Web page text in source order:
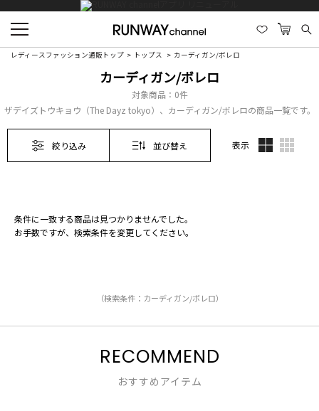
レディースファッション通販トップ トップス カーディガン/ボレロ
カーディガン/ボレロ
対象商品： 0件
ザデイズトウキョウ（The Dayz tokyo）、カーディガン/ボレロの商品一覧です。
絞り込み 並び替え 表示
条件に一致する商品は見つかりませんでした。
お手数ですが、検索条件を変更してください。
（検索条件：カーディガン/ボレロ）
RECOMMEND
おすすめアイテム